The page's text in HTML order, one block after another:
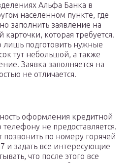
Альфа Банка в
населенном пункте, где
заполнить заявление на
которая требуется.
лишь подготовить нужные
тут небольшой, а также
Заявка заполняется на
не отличается.
оформления кредитной
не предоставляется.
по номеру горячей
и задать все интересующие
что после этого все